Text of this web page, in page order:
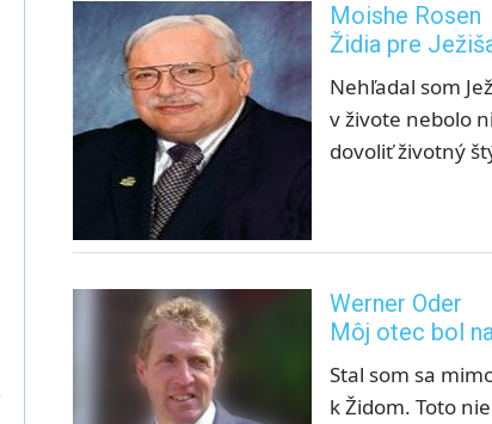
Moishe Rosen
Židia pre
Nehľadal som
v živote nebolo
dovoliť životný
Werner Oder
Môj otec bol
Stal som sa
k Židom. Toto